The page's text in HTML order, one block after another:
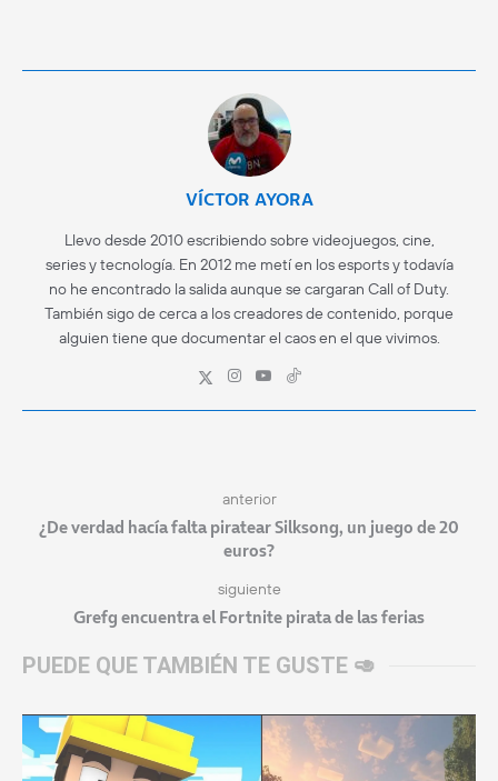
VÍCTOR AYORA
Llevo desde 2010 escribiendo sobre videojuegos, cine,
series y tecnología. En 2012 me metí en los esports y todavía
no he encontrado la salida aunque se cargaran Call of Duty.
También sigo de cerca a los creadores de contenido, porque
alguien tiene que documentar el caos en el que vivimos.
anterior
¿De verdad hacía falta piratear Silksong, un juego de 20
euros?
siguiente
Grefg encuentra el Fortnite pirata de las ferias
PUEDE QUE TAMBIÉN TE GUSTE 🥑